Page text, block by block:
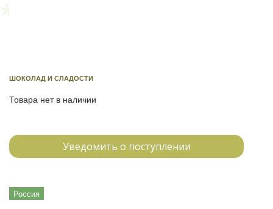
ШОКОЛАД И СЛАДОСТИ
Товара нет в наличии
Уведомить о поступлении
Россия